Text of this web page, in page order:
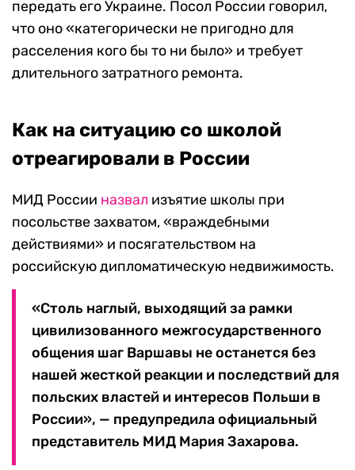
передать его Украине. Посол России говорил,
что оно «категорически не пригодно для
расселения кого бы то ни было» и требует
длительного затратного ремонта.
Как на ситуацию со школой
отреагировали в России
МИД России назвал изъятие школы при
посольстве захватом, «враждебными
действиями» и посягательством на
российскую дипломатическую недвижимость.
«Столь наглый, выходящий за рамки
цивилизованного межгосударственного
общения шаг Варшавы не останется без
нашей жесткой реакции и последствий для
польских властей и интересов Польши в
России», — предупредила официальный
представитель МИД Мария Захарова.